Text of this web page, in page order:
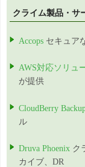
クライム製品・サ
Accops セキュア
AWS対応ソリュ
が提供
CloudBerry
ル
Druva Phoenix ク
カイブ、DR